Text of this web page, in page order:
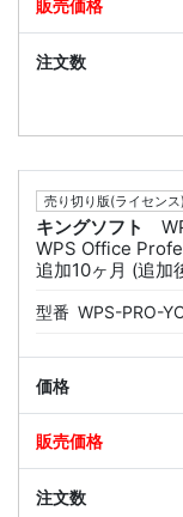
売り切り版(ライセンス)
キングソフト
WPS Office
追加10ヶ月 (追加
型番 WPS-PRO-